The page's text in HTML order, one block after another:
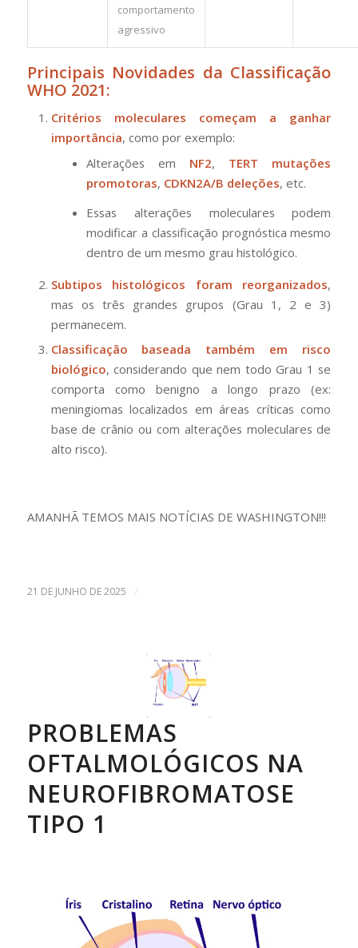
comportamento
agressivo
Principais Novidades da Classificação
WHO 2021:
Critérios moleculares começam a ganhar
importância, como por exemplo:
Alterações em NF2, TERT mutações
promotoras, CDKN2A/B deleções, etc.
Essas alterações moleculares podem
modificar a classificação prognóstica mesmo
dentro de um mesmo grau histológico.
Subtipos histológicos foram reorganizados,
mas os três grandes grupos (Grau 1, 2 e 3)
permanecem.
Classificação baseada também em risco
biológico, considerando que nem todo Grau 1 se
comporta como benigno a longo prazo (ex:
meningiomas localizados em áreas críticas como
base de crânio ou com alterações moleculares de
alto risco).
AMANHÃ TEMOS MAIS NOTÍCIAS DE WASHINGTON!!!
21 DE JUNHO DE 2025 /
PROBLEMAS
OFTALMOLÓGICOS NA
NEUROFIBROMATOSE
TIPO 1